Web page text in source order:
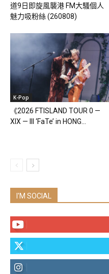
道9日即旋風襲港 FM大騷個人
魅力吸粉絲 (260808)
K-Pop
《2026 FTISLAND TOUR 0 —
XIX — III ‘FaTe’ in HONG...
I'M SOCIAL